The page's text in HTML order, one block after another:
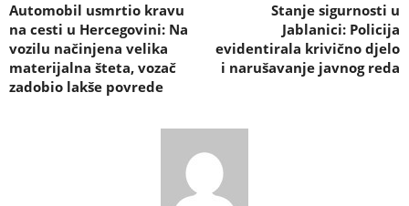
Automobil usmrtio kravu
na cesti u Hercegovini: Na
vozilu načinjena velika
materijalna šteta, vozač
zadobio lakše povrede
Stanje sigurnosti u
Jablanici: Policija
evidentirala krivično djelo
i narušavanje javnog reda